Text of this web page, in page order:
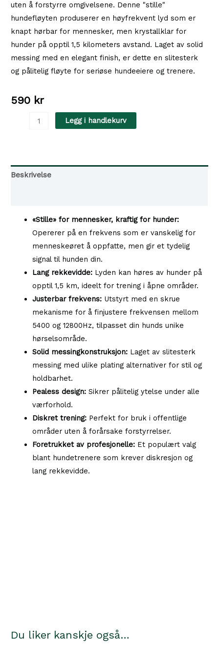
uten å forstyrre omgivelsene. Denne "stille"
hundefløyten produserer en høyfrekvent lyd som er
knapt hørbar for mennesker, men krystallklar for
hunder på opptil 1,5 kilometers avstand. Laget av solid
messing med en elegant finish, er dette en slitesterk
og pålitelig fløyte for seriøse hundeeiere og trenere.
590 kr
535,
Legg i handlekurv
Beskrivelse
«Stille» for mennesker, kraftig for hunder:
Opererer på en frekvens som er vanskelig for
menneskeøret å oppfatte, men gir et tydelig
signal til hunden din.
Lang rekkevidde: Lyden kan høres av hunder på
opptil 1,5 km, ideelt for trening i åpne områder.
Justerbar frekvens: Utstyrt med en skrue
mekanisme for å finjustere frekvensen mellom
5400 og 12800Hz, tilpasset din hunds unike
hørselsområde.
Solid messingkonstruksjon: Laget av slitesterk
messing med ulike plating alternativer for stil og
holdbarhet.
Pealess design: Sikrer pålitelig ytelse under alle
værforhold.
Diskret trening: Perfekt for bruk i offentlige
områder uten å forårsake forstyrrelser.
Foretrukket av profesjonelle: Et populært valg
blant hundetrenere som krever diskresjon og
lang rekkevidde.
Du liker kanskje også…